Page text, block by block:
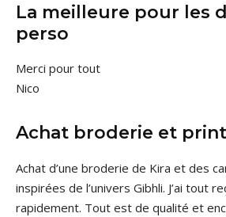
La meilleure pour les
perso
Merci pour tout
Nico
Achat broderie et
Achat d’une broderie de Kira et des
inspirées de l’univers Gibhli. J’ai tout
rapidement. Tout est de qualité et